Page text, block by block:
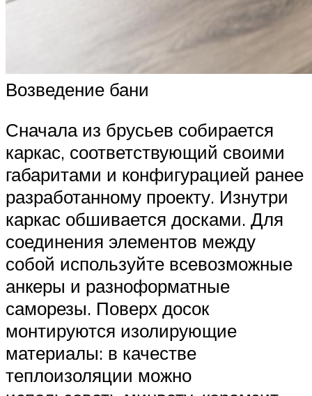
Возведение бани
Сначала из брусьев собирается
каркас, соответствующий своими
габаритами и конфигурацией ранее
разработанному проекту. Изнутри
каркас обшивается досками. Для
соединения элементов между
собой используйте всевозможные
анкеры и разноформатные
саморезы. Поверх досок
монтируются изолирующие
материалы: в качестве
теплоизоляции можно